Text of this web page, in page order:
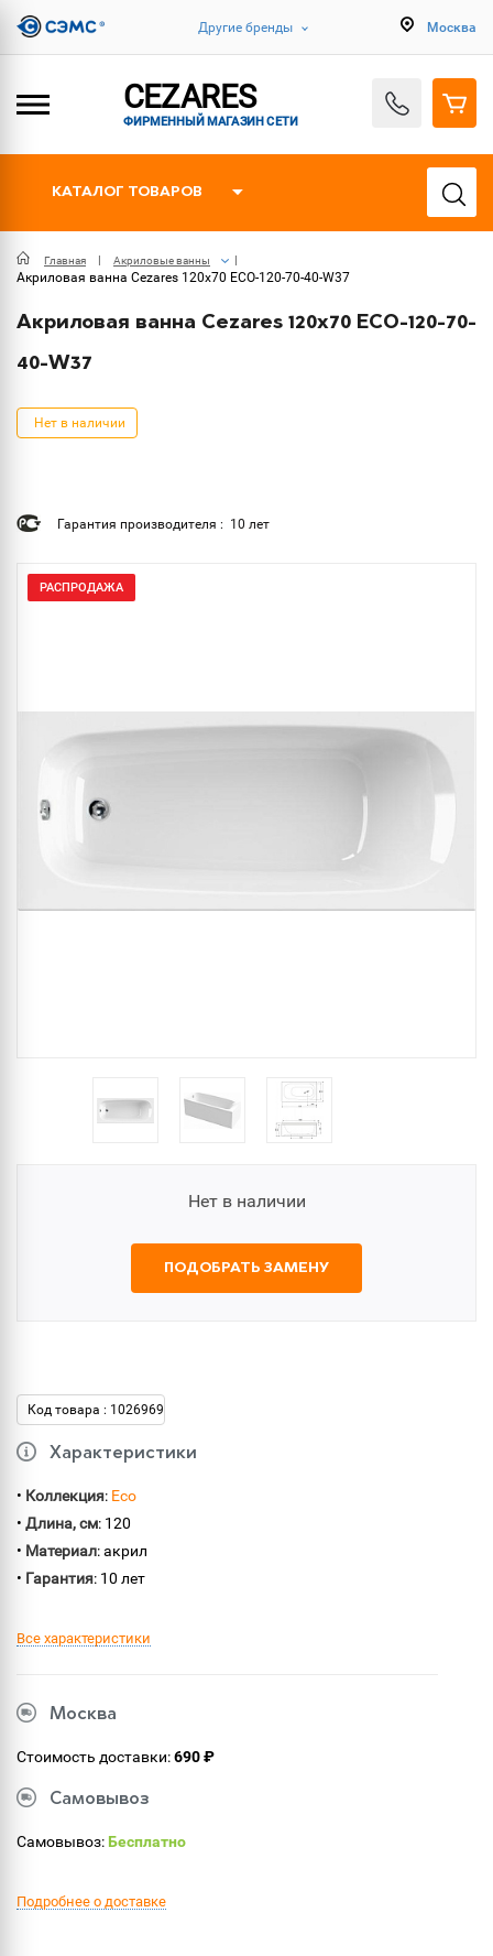
Другие бренды Москва
CEZARES
ФИРМЕННЫЙ МАГАЗИН СЕТИ
КАТАЛОГ ТОВАРОВ
Главная Акриловые ванны
Акриловая ванна Cezares 120х70 ECO-120-70-40-W37
Акриловая ванна Cezares 120х70 ECO-120-70-
40-W37
Нет в наличии
Гарантия производителя : 10 лет
РАСПРОДАЖА
Нет в наличии
ПОДОБРАТЬ ЗАМЕНУ
Код товара : 1026969
Характеристики
• Коллекция: Eco
• Длина, см: 120
• Материал: акрил
• Гарантия: 10 лет
Все характеристики
Москва
Стоимость доставки:690 ₽
Самовывоз
Самовывоз:Бесплатно
Подробнее о доставке